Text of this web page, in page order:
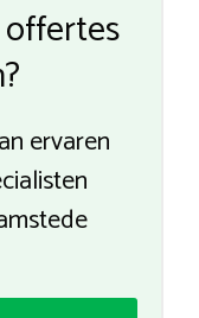
ervaren